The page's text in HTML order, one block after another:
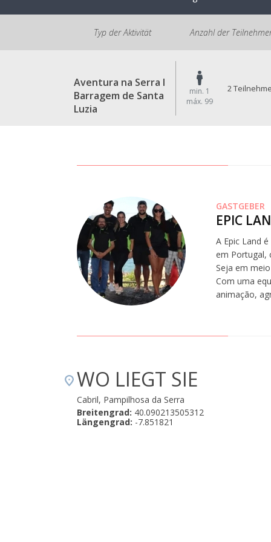
Typ der Aktivität Anzahl der
Aventura na Serra I
Barragem de Santa
Luzia
min. 1
máx. 99
2
GASTGEBER
EPIC
A Epic Land
em Portugal,
Seja em
Com uma
animação,
WO LIEGT SIE
Cabril, Pampilhosa da Serra
Breitengrad: 40.090213505312
Längengrad: -7.851821